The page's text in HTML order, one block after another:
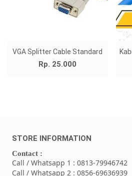
VGA Splitter Cable Standard
Rp. 25.000
STORE INFORMATION
Contact :
Call / Whatsapp 1 : 0813-79946742
Call / Whatsapp 2 : 0856-69636939